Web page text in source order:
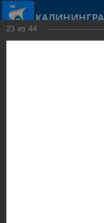
Оборонительные
23 из 44